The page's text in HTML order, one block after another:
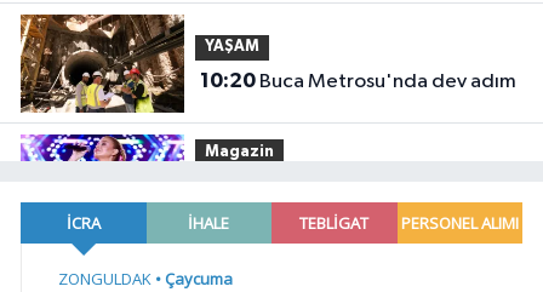
YAŞAM
10:20 Buca Metrosu'nda dev adım
Magazin
Vatan'da 'yapay zekâ' çıkışı